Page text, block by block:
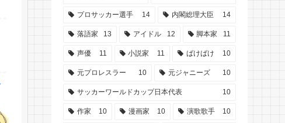
プロサッカー選手 14 内閣総理大臣 14
落語家 13 アイドル 12 脚本家 11
声優 11 小説家 11 ばけばけ 10
元プロレスラー 10 元ジャニーズ 10
サッカーワールドカップ日本代表 10
作家 10 漫画家 10 演歌歌手 10